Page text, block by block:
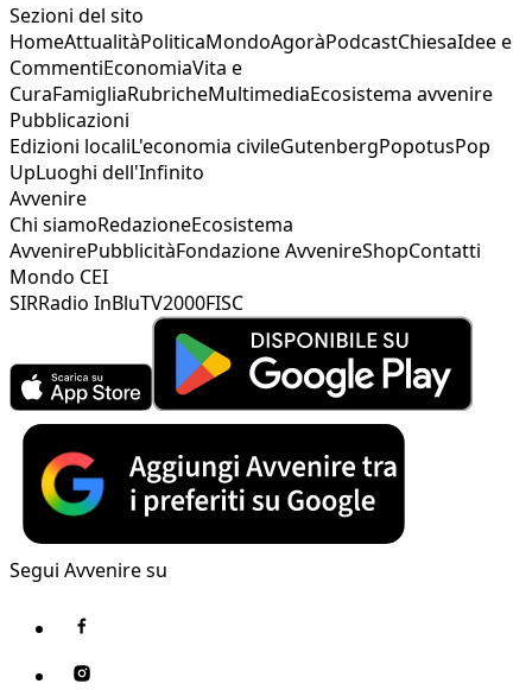
Sezioni del sito
HomeAttualitàPoliticaMondoAgoràPodcastChiesaIdee e
CommentiEconomiaVita e
CuraFamigliaRubricheMultimediaEcosistema avvenire
Pubblicazioni
Edizioni localiL'economia civileGutenbergPopotusPop
UpLuoghi dell'Infinito
Avvenire
Chi siamoRedazioneEcosistema
AvvenirePubblicitàFondazione AvvenireShopContatti
Mondo CEI
SIRRadio InBluTV2000FISC
Segui Avvenire su